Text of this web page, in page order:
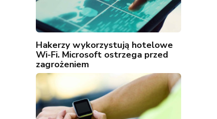
Hakerzy wykorzystują hotelowe
Wi-Fi. Microsoft ostrzega przed
zagrożeniem